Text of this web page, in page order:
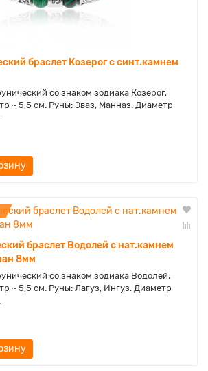
браслет Козерог с синт.камнем
со знаком зодиака Козерог,
~ 5,5 см. Руны: Эваз, Манназ. Диаметр
браслет Водолей с нат.камнем
8мм
со знаком зодиака Водолей,
~ 5,5 см. Руны: Лагуз, Ингуз. Диаметр